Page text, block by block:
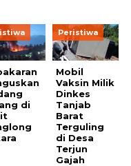
di
Peristiwa
Mobil
Vaksin Milik
Dinkes
Tanjab
Barat
Terguling
di Desa
Terjun
Gajah